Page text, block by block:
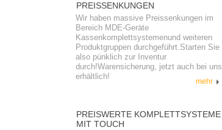
PREISSENKUNGEN
Wir haben massive Preissenkungen im
Bereich MDE-Geräte
Kassenkomplettsystemenund weiteren
Produktgruppen durchgeführt.Starten Sie
also pünklich zur Inventur
durch!Warensicherung, jetzt auch bei uns
erhältlich!
mehr
PREISWERTE KOMPLETTSYSTEME
MIT TOUCH